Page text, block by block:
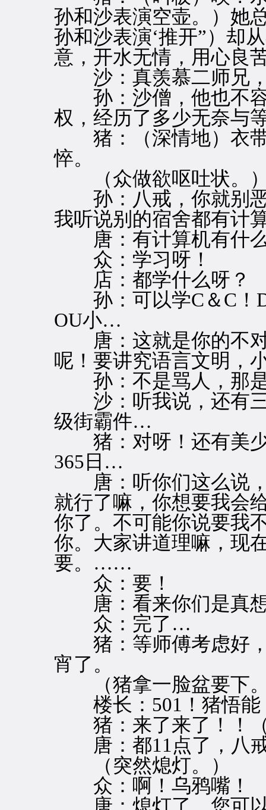
孙和沙表演空壶。）她
孙和沙表演‘推开”）却
意，开水无情，用心
沙：真羡慕二师兄，
孙：沙僧，他也不容
权，经历了多少无奈与
猪：（深情地）衣带
悴。
（众做欲呕吐状。
孙：八戒，你就别恶
我听说别的宿舍都有计
唐：有计算机有什
众：学习呀！
店：都学什么呀？
孙：可以学C＆C！D
OU小…
唐：这就是你的不对
呢！要讲究语言文明
孙：不是骂人，那是
沙：听我说，还有三
级街霸件…
猪：对呀！还有美少
365日…
唐：听你们这么说，
就行了嘛，你想要我会
你了。不可能你说要我
你。大家讲道理嘛，现
要。……
众：要！
唐：看来你们是真想
众：完了…
猪：等师傅考虑好，
宵了。
（猪拿一脸盆要下
楼长：501！猪悟能
猪：来了来了！！（
唐：都11点了，八戒
（突然熄灯。）
众：啊！乌鸦嘴！